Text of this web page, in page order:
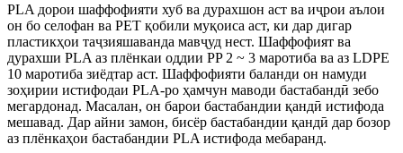
PLA дорои шаффофияти хуб ва дурахшон аст ва иҷрои аълои
он бо селофан ва PET қобили муқоиса аст, ки дар дигар
пластикҳои таҷзияшаванда мавҷуд нест. Шаффофият ва
дурахши PLA аз плёнкаи оддии PP 2 ~ 3 маротиба ва аз LDPE
10 маротиба зиёдтар аст. Шаффофияти баланди он намуди
зоҳирии истифодаи PLA-ро ҳамчун маводи бастабандӣ зебо
мегардонад. Масалан, он барои бастабандии қандӣ истифода
мешавад. Дар айни замон, бисёр бастабандии қандӣ дар бозор
аз плёнкаҳои бастабандии PLA истифода мебаранд.